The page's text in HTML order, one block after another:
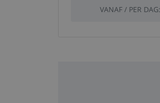
VANAF/ PER DAG: